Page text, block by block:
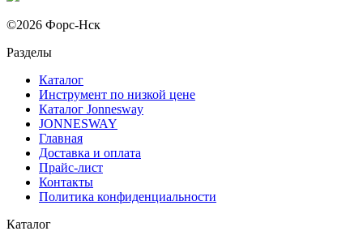
©2026 Форс-Нск
Разделы
Каталог
Инструмент по низкой цене
Каталог Jonnesway
JONNESWAY
Главная
Доставка и оплата
Прайс-лист
Контакты
Политика конфиденциальности
Каталог